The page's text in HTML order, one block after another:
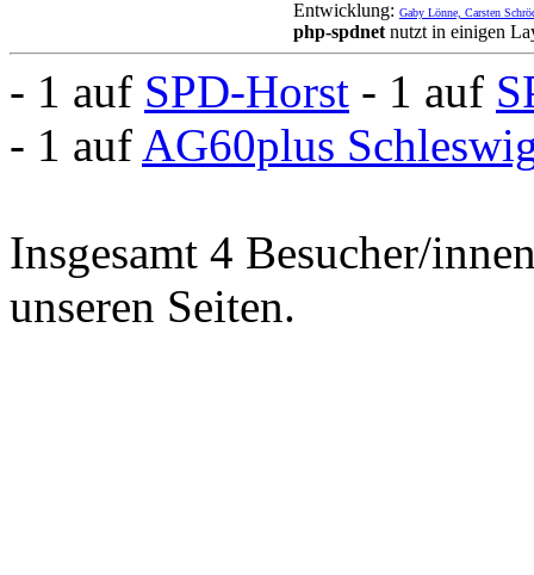
Entwicklung: Gaby Lönne, Carsten
php-spdnet nutzt in einigen
- 1 auf SPD-Horst - 1 auf
- 1 auf AG60plus
Insgesamt 4 Besucher/
unseren Seiten.